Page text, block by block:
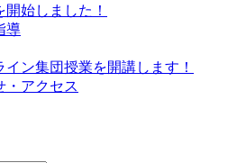
始しました！
導
ン集団授業を開講します！
・アクセス